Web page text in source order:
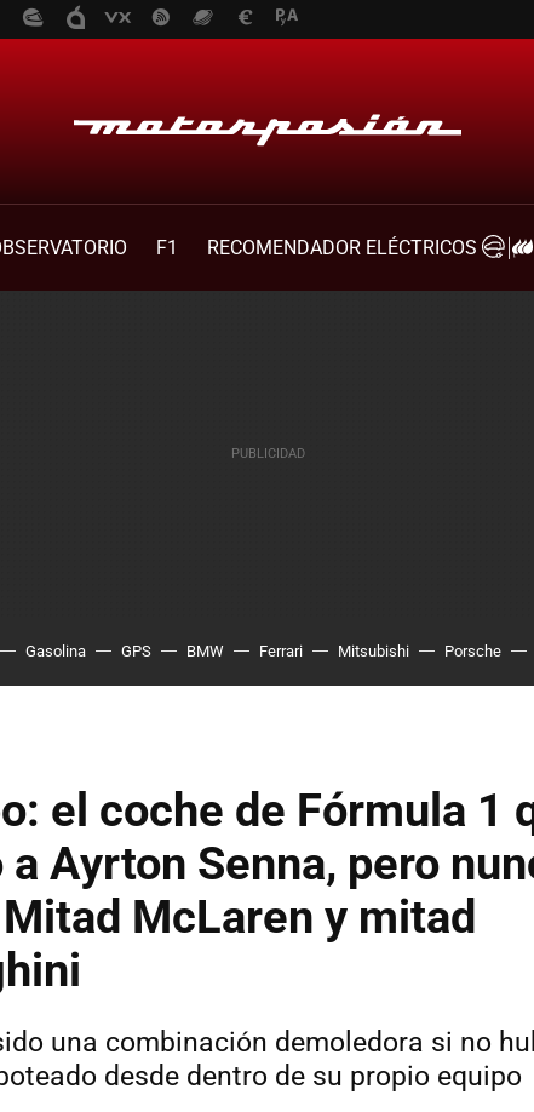
F1
RECOMENDADOR ELÉCTRICOS
Gasolina GPS BMW Ferrari Mitsubishi Porsche
el coche de Fórmula 1
a Ayrton Senna, pero
McLaren y mitad
una combinación demoledora si no
desde dentro de su propio equipo